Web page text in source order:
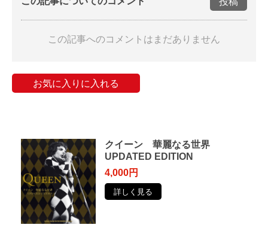
この記事へのコメントはまだありません
お気に入りに入れる
クイーン 華麗なる世界
UPDATED EDITION
4,000円
詳しく見る